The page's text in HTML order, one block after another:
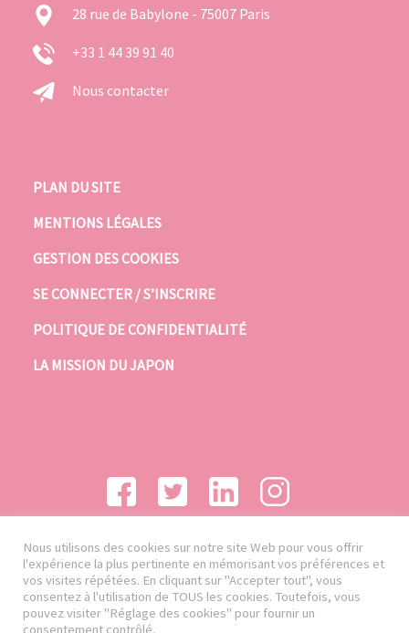
28 rue de Babylone - 75007 Paris
+33 1 44 39 91 40
Nous contacter
PLAN DU SITE
MENTIONS LÉGALES
GESTION DES COOKIES
SE CONNECTER / S’INSCRIRE
POLITIQUE DE CONFIDENTIALITÉ
LA MISSION DU JAPON
Nous utilisons des cookies sur notre site Web pour vous offrir
l'expérience la plus pertinente en mémorisant vos préférences et
vos visites répétées. En cliquant sur "Accepter tout", vous
consentez à l'utilisation de TOUS les cookies. Toutefois, vous
pouvez visiter "Réglage des cookies" pour fournir un
consentement contrôlé.